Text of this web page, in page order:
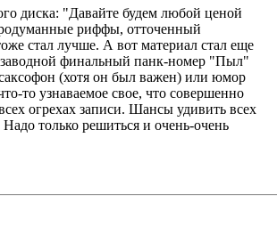
диска: "Давайте будем любой ценой
риффы, отточенный
стал лучше. А вот материал стал еще
заводной финальный панк-номер "Пыл"
(хотя он был важен) или юмор
то узнаваемое свое, что совершенно
огрехах записи. Шансы удивить всех
только решиться и очень-очень